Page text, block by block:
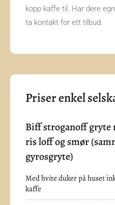
kopp kaffe til. Har dere
ta kontakt for ett tilbud.
Priser enkel
Biff stroganoff gryte
ris loff og smør
gyrosgryte)
Med hvite duker på huset
kaffe